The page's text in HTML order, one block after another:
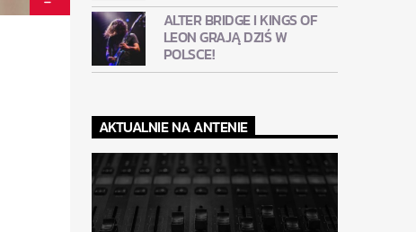
ALTER BRIDGE I KINGS OF
LEON GRAJĄ DZIŚ W
POLSCE!
AKTUALNIE NA ANTENIE